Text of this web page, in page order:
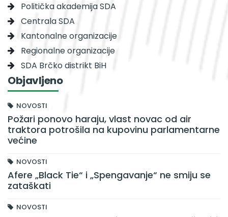
Politička akademija SDA
Centrala SDA
Kantonalne organizacije
Regionalne organizacije
SDA Brčko distrikt BiH
Objavljeno
NOVOSTI
Požari ponovo haraju, vlast novac od air
traktora potrošila na kupovinu parlamentarne
većine
NOVOSTI
Afere „Black Tie“ i „Spengavanje“ ne smiju se
zataškati
NOVOSTI